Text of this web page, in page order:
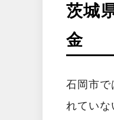
茨城
金
石岡市で
れてい